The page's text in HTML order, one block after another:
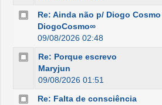
Re: Ainda não p/ Diogo
DiogoCosmo∞
09/08/2026 02:48
Re: Porque escrevo
Maryjun
09/08/2026 01:51
Re: Falta de consciência